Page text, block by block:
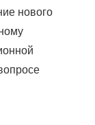
нового